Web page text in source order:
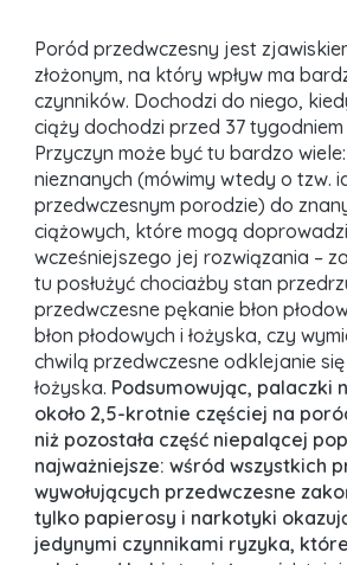
Poród przedwczesny jest
złożonym, na który wpływ ma
czynników. Dochodzi do niego,
ciąży dochodzi przed 37
Przyczyn może być tu bardzo
nieznanych (mówimy wtedy o tzw.
przedwczesnym porodzie) do
ciążowych, które mogą
wcześniejszego jej rozwiązania –
tu posłużyć chociażby stan
przedwczesne pękanie błon
błon płodowych i łożyska, czy
chwilą przedwczesne odklejanie się
łożyska. Podsumowując, palaczki
około 2,5-krotnie częściej na
niż pozostała część niepalącej
najważniejsze: wśród wszystkich
wywołujących przedwczesne
tylko papierosy i narkotyki
jedynymi czynnikami ryzyka,